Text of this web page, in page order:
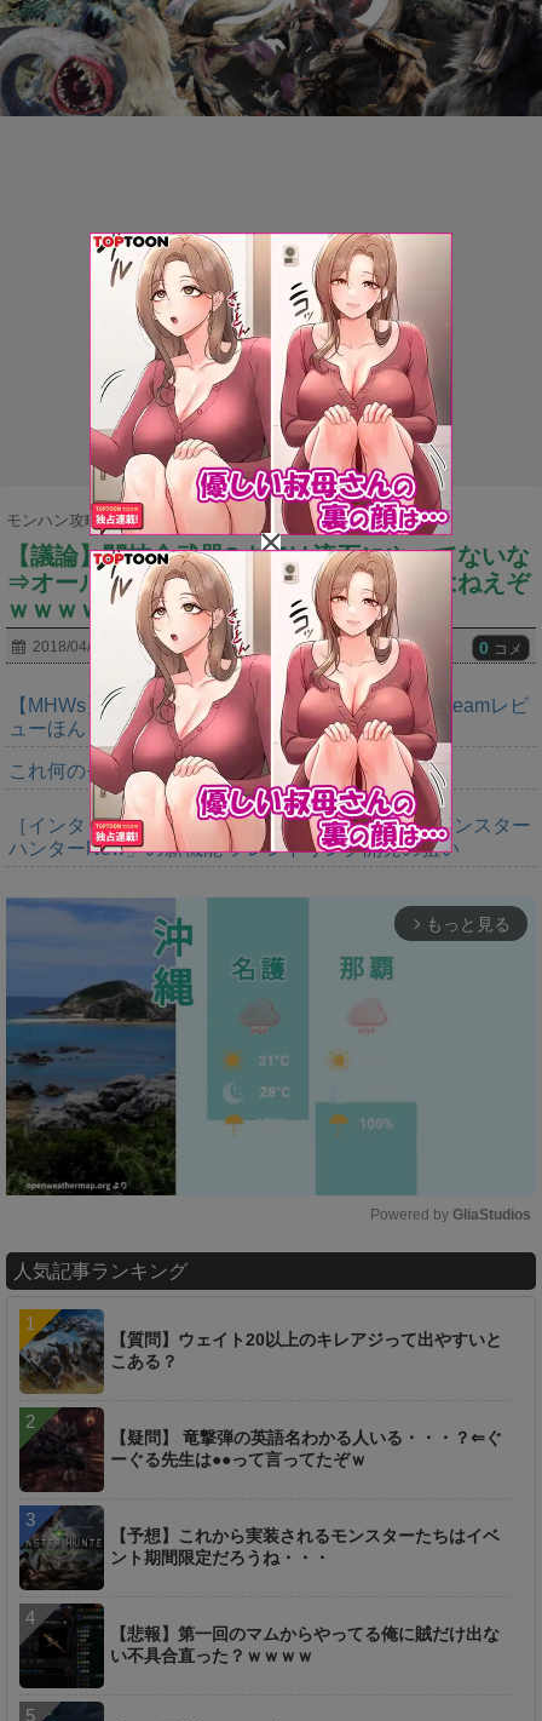
モンハン攻略まとめ隊 > ネタ・雑談
【議論】闘技全武器Sまでは流石にやってないな
⇒オールSでもソロじゃなければ上手くはねえぞ
ｗｗｗｗｗ
2018/04/02 0 コメ
【MHWs】正論パンチからキツい皮肉まで書けるSteamレビ
ューほんと好き
これ何のモンスターなのか未だにわからん
［インタビュー］距離を超えて，一緒に狩る。「モンスター
ハンターNow」の新機能 フレンドリンク開発の狙い
arrow_forward_ios もっと見る
u
e
Powered by GliaStudios
人気記事ランキング
【質問】ウェイト20以上のキレアジって出やすいと
こある？
【疑問】 竜撃弾の英語名わかる人いる・・・？⇐ぐ
ーぐる先生は●●って言ってたぞｗ
【予想】これから実装されるモンスターたちはイベ
ント期間限定だろうね・・・
【悲報】第一回のマムからやってる俺に賊だけ出な
い不具合直った？ｗｗｗｗ